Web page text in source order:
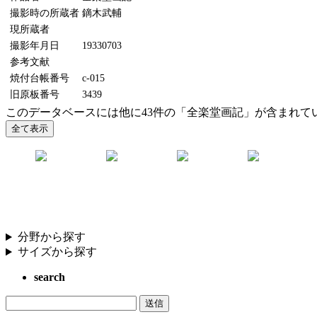
撮影時の所蔵者 鏑木武輔
現所蔵者
撮影年月日
19330703
参考文献
焼付台帳番号
c-015
旧原板番号
3439
このデータベースには他に43件の「全楽堂画記」が含まれて
分野から探す
サイズから探す
search